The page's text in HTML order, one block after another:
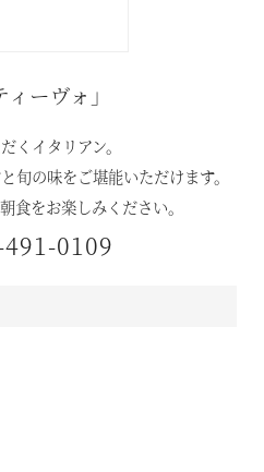
ーヴォ」
くイタリアン。
旬の味をご堪能いただけます。
食をお楽しみください。
0109